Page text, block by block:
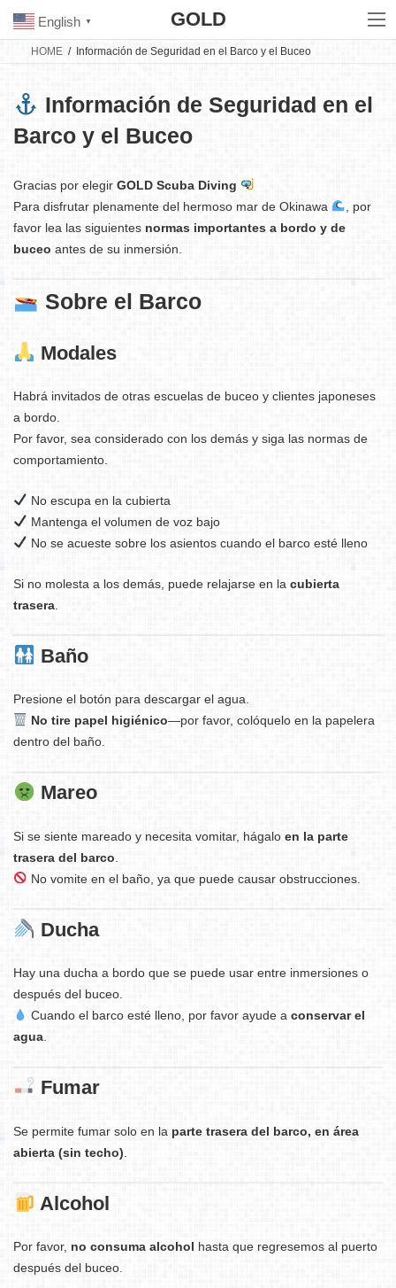
content
Navigation
GOLD
HOME Información de Seguridad en el Barco y el Buceo
Información de Seguridad en el
Barco y el Buceo
Gracias por elegir GOLD Scuba Diving
Para disfrutar plenamente del hermoso mar de Okinawa
, por
favor lea las siguientes normas importantes a bordo y de
buceo antes de su inmersión.
Sobre el Barco
Modales
Habrá invitados de otras escuelas de buceo y clientes japoneses
a bordo.
Por favor, sea considerado con los demás y siga las normas de
comportamiento.
No escupa en la cubierta
Mantenga el volumen de voz bajo
No se acueste sobre los asientos cuando el barco esté lleno
Si no molesta a los demás, puede relajarse en la cubierta
trasera
Baño
Presione el botón para descargar el agua.
No tire papel higiénico—por favor, colóquelo en la papelera
dentro del baño.
Mareo
Si se siente mareado y necesita vomitar, hágalo en la parte
trasera del barco
No vomite en el baño, ya que puede causar obstrucciones.
Ducha
Hay una ducha a bordo que se puede usar entre inmersiones o
después del buceo.
Cuando el barco esté lleno, por favor ayude aconservar el
agua.
Fumar
Se permite fumar solo en la parte trasera del barco, en área
abierta (sin techo)
Alcohol
Por favor, no consuma alcohol hasta que regresemos al puerto
después del buceo.
English ▼